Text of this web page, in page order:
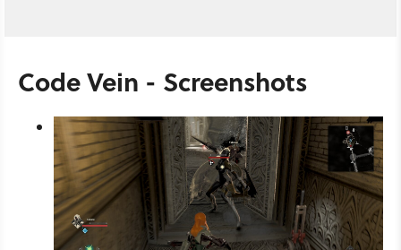
Code Vein - Screenshots